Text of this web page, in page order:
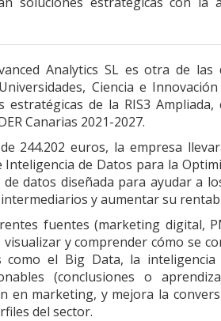
Analytics SL es otra de las
Ciencia e
estratégicas de la RIS3
Canarias 2021-2027.
244.202 euros, la empresa
Inteligencia de Datos para la
datos diseñada para ayudar a
y aumentar su
fuentes (marketing digital,
y comprender cómo se
como el Big Data, la
(conclusiones o
en marketing, y mejora la
del sector.